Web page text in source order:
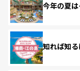
今年の夏は
知れば知